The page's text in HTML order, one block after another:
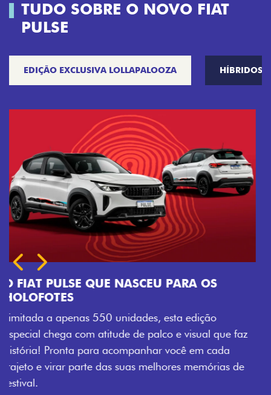
TUDO SOBRE O NOVO FIAT
PULSE
EDIÇÃO EXCLUSIVA LOLLAPALOOZA HÍBRIDOS